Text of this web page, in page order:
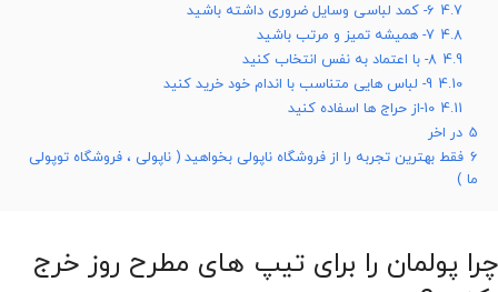
4.7 6- کمد لباسی وسایل ضروری داشته باشید
4.8 7- همیشه تمیز و مرتب باشید
4.9 8- با اعتماد به نفس انتخاب کنید
4.10 9- لباس هایی متناسب با اندام خود خرید کنید
4.11 10-از حراج ها اسفاده کنید
5 در اخر
6 فقط بهترین تجربه را از فروشگاه ناپولی بخواهید ( ناپولی ، فروشگاه توپولی
ما )
چرا پولمان را برای تیپ های مطرح روز خرج